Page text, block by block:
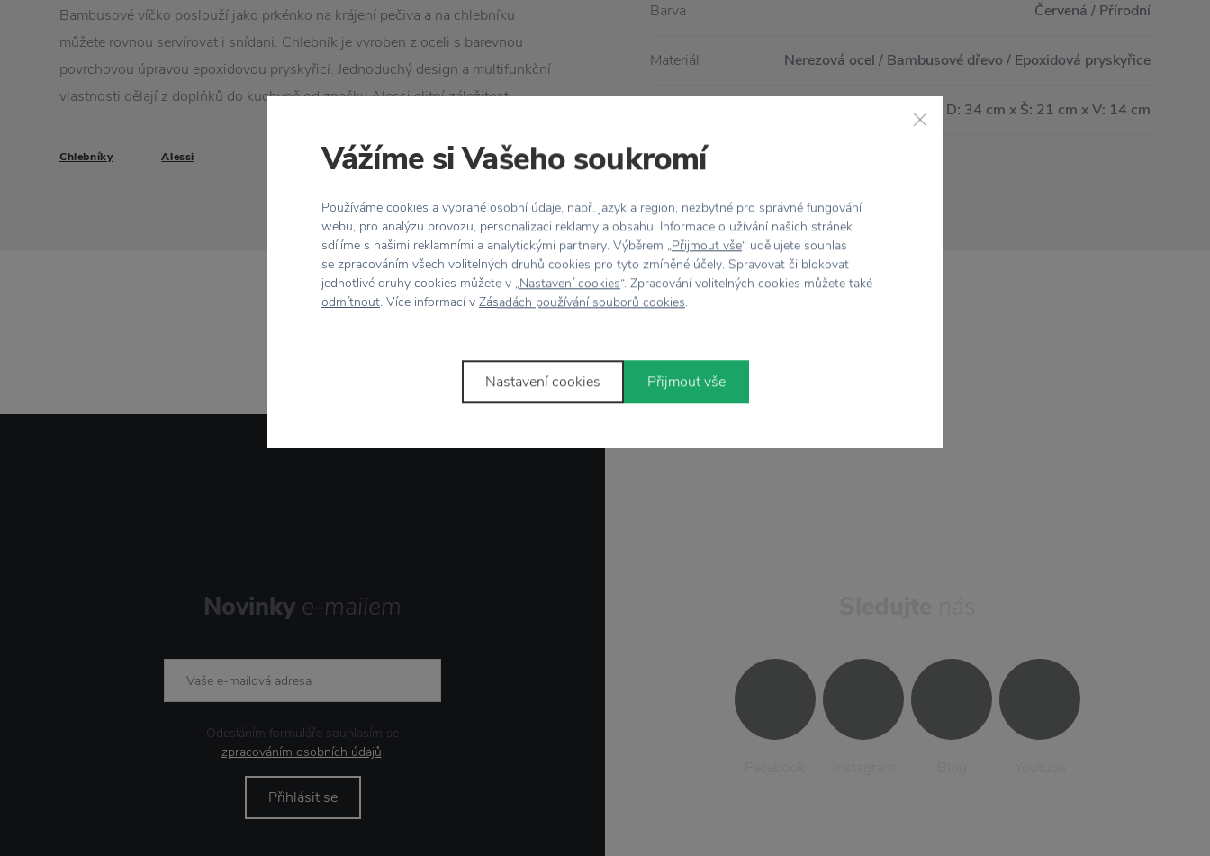
Bambusové víčko poslouží jako prkénko na krájení pečiva a na chlebníku
můžete rovnou servírovat i snídani. Chlebník je vyroben z oceli s barevnou
povrchovou úpravou epoxidovou pryskyřicí. Jednoduchý design a multifunkční
vlastnosti dělají z doplňků do kuchyně od značky Alessi elitní záležitost.
Chlebníky Alessi
Barva Červená / Přírodní
Materiál Nerezová ocel / Bambusové dřevo / Epoxidová pryskyřice
D: 34 cm x Š: 21 cm x V: 14 cm
Stojí zapozornost
Novinky e-mailem
Odesláním formuláře souhlasím se
zpracováním osobních údajů.
Přihlásit se
Vážíme si Vašeho soukromí
Používáme cookies a vybrané osobní údaje, např. jazyk a region, nezbytné pro správné fungování
webu, pro analýzu provozu, personalizaci reklamy a obsahu. Informace o užívání našich stránek
sdílíme s našimi reklamními a analytickými partnery. Výběrem „Přijmout vše“ udělujete souhlas
se zpracováním všech volitelných druhů cookies pro tyto zmíněné účely. Spravovat či blokovat
jednotlivé druhy cookies můžete v „Nastavení cookies“. Zpracování volitelných cookies můžete také
odmítnout. Více informací v Zásadách používání souborů cookies.
Nastavení cookies Přijmout vše